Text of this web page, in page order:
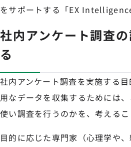
をサポートする「EX
社内アンケート調査
る
社内アンケート調査を実施する
用なデータを収集するためには
使い調査を行うのかを、考えるこ
目的に応じた専門家（心理学や